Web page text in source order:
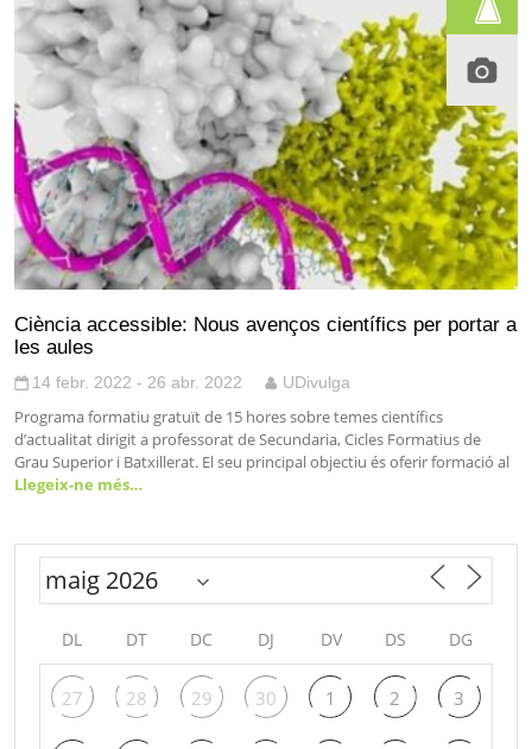
Ciència accessible: Nous avenços científics per portar a
les aules
14 febr. 2022 - 26 abr. 2022 UDivulga
Programa formatiu gratuït de 15 hores sobre temes científics
d’actualitat dirigit a professorat de Secundaria, Cicles Formatius de
Grau Superior i Batxillerat. El seu principal objectiu és oferir formació al
Llegeix-ne més…
DL DT DC DJ DV DS DG
27 28 29 30 1 2 3